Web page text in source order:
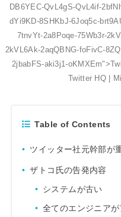
DB6YEC-QvL4gS-QvL4if-
dYi9KD-8SHKbJ-6Joq5c-
7tnvYt-2a8Poqe-75Wb3r-
2kVL6Ak-2aqQBNG-foFivC-
2jbabFS-aki3j1-
Twitter HQ |
Table of Contents
ツイッター社元幹部が
ザトコ氏の告発内容
システムが古い
全てのエンジニア